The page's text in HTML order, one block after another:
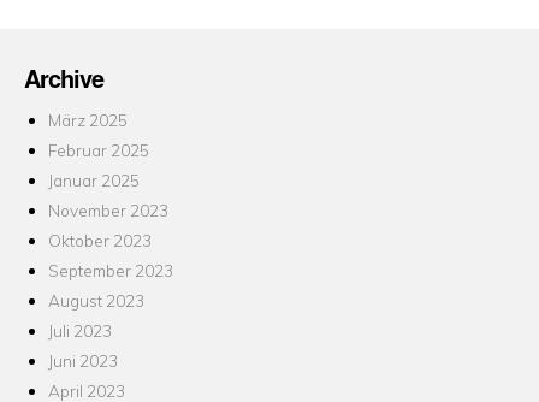
Archive
März 2025
Februar 2025
Januar 2025
November 2023
Oktober 2023
September 2023
August 2023
Juli 2023
Juni 2023
April 2023